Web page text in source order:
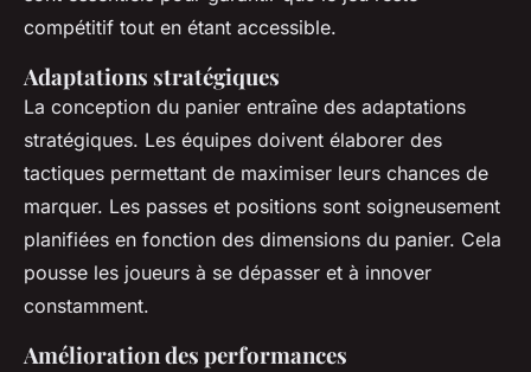
compétitif tout en étant accessible.
Adaptations stratégiques
La conception du panier entraîne des adaptations
stratégiques. Les équipes doivent élaborer des
tactiques permettant de maximiser leurs chances de
marquer. Les passes et positions sont soigneusement
planifiées en fonction des dimensions du panier. Cela
pousse les joueurs à se dépasser et à innover
constamment.
Amélioration des performances